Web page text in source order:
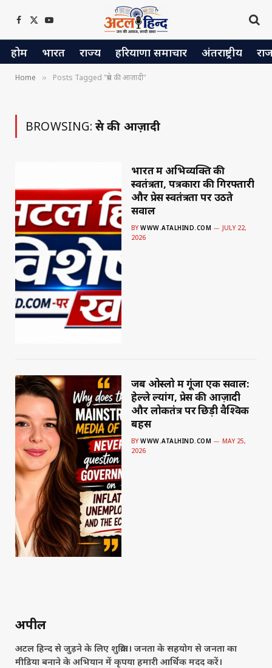
Facebook
X
(Twitter)
YouTube
होम भारत राज्य हरियाणा समाचार अंतराष्ट्रीय
Home » Posts Tagged "प्रेस की आज़ादी"
BROWSING: प्रेस की आज़ादी
भारत में अभिव्यक्ति की
स्वतंत्रता, पत्रकारों की गिरफ्तारी
और प्रेस स्वतंत्रता पर उठते
सवाल
BY WWW.ATALHIND.COM
JULY 22,
2026
जब ओस्लो में गूंजा एक सवाल:
हेल्ले ल्यांग, प्रेस की आज़ादी
और लोकतंत्र पर छिड़ी वैश्विक
बहस
BY WWW.ATALHIND.COM
MAY 25,
2026
अपील
अटल हिन्द से जुड़ने के लिए शुक्रिया। जनता के सहयोग से जनता का
मीडिया बनाने के अभियान में कृपया हमारी आर्थिक मदद करें।